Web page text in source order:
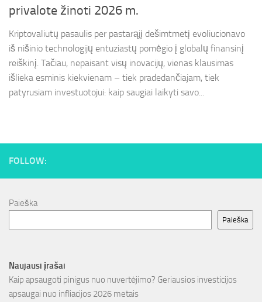
privalote žinoti 2026 m.
Kriptovaliutų pasaulis per pastarąjį dešimtmetį evoliucionavo
iš nišinio technologijų entuziastų pomėgio į globalų finansinį
reiškinį. Tačiau, nepaisant visų inovacijų, vienas klausimas
išlieka esminis kiekvienam – tiek pradedančiajam, tiek
patyrusiam investuotojui: kaip saugiai laikyti savo...
FOLLOW:
Paieška
Paieška
Naujausi įrašai
Kaip apsaugoti pinigus nuo nuvertėjimo? Geriausios investicijos
apsaugai nuo infliacijos 2026 metais